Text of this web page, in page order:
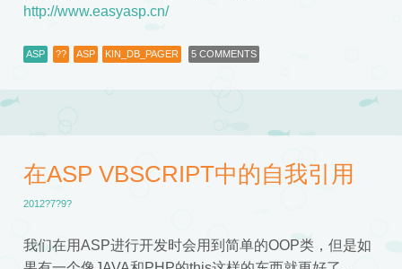
http://www.easyasp.cn/
ASP ?? ASP KIN_DB_PAGER 5 COMMENTS
在ASP VBSCRIPT中的自我引用
2012?7?9?
我们在用ASP进行开发时会用到简单的OOP类，但是如